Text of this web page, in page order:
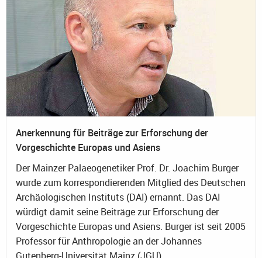
Anerkennung für Beiträge zur Erforschung der
Vorgeschichte Europas und Asiens
Der Mainzer Palaeogenetiker Prof. Dr. Joachim Burger
wurde zum korrespondierenden Mitglied des Deutschen
Archäologischen Instituts (DAI) ernannt. Das DAI
würdigt damit seine Beiträge zur Erforschung der
Vorgeschichte Europas und Asiens. Burger ist seit 2005
Professor für Anthropologie an der Johannes